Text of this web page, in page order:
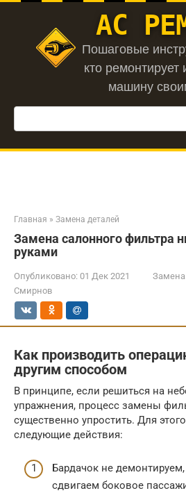
Перейти
АС
Пошаговые
кто ремонтирует
машину
Поиск:
Главная » Замена деталей
Замена салонного фильтра
руками
Опубликовано: 01 Дек 2021 Замена
Смирнов
Как производить
другим способом
В принципе, если решиться на
упражнения, процесс замены
существенно упростить. Для
следующие действия:
Бардачок не
сдвигаем боковое